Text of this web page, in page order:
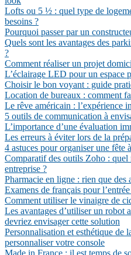
Lofts ou 5 ½ : quel type de
besoins ?
Pourquoi passer par un
Quels sont les avantages des
?
Comment réaliser un projet
L’éclairage LED pour un espace
Choisir le bon voyant : guide
Location de bureaux : comment
Le rêve américain : l’expérience
5 outils de communication à
L’importance d’une évaluation
Les erreurs à éviter lors de la
4 astuces pour organiser une fête
Comparatif des outils Zoho :
entreprise ?
Pharmacie en ligne : rien que des
Examens de français pour
Comment utiliser le vinaigre de
Les avantages d’utiliser un robot
devriez envisager cette solution
Personnalisation et esthétique de
personnaliser votre console
Made in France : il est temps de